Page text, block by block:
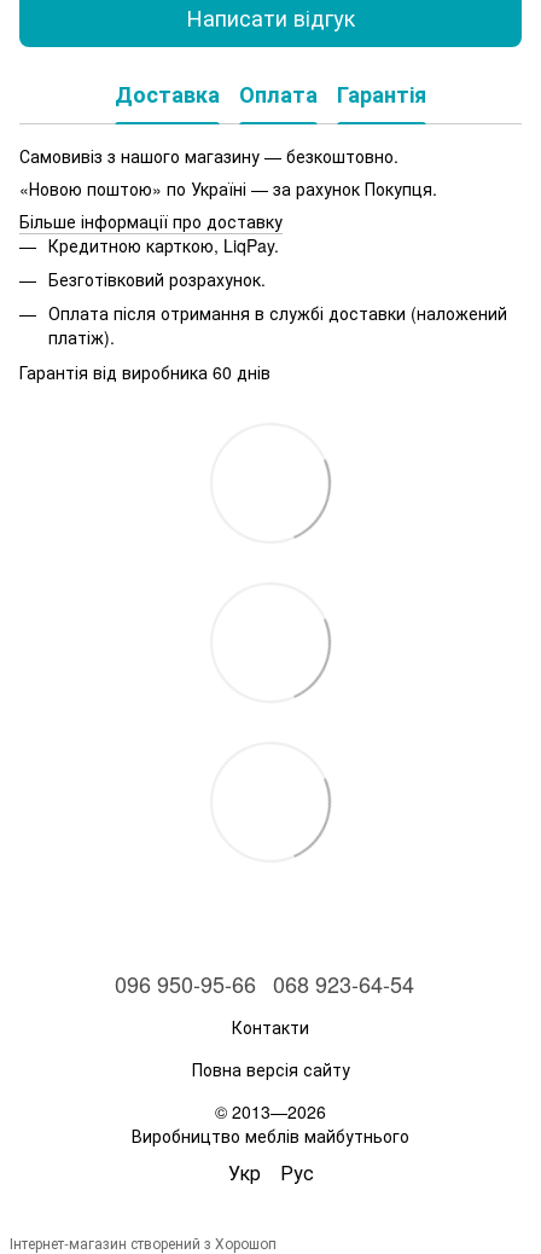
Написати відгук
Доставка Оплата Гарантія
Самовивіз з нашого магазину — безкоштовно.
«Новою поштою» по Україні — за рахунок Покупця.
Більше інформації про доставку
Кредитною карткою, LiqPay.
Безготівковий розрахунок.
Оплата після отримання в службі доставки (наложений
платіж).
Гарантія від виробника 60 днів
096 950-95-66 068 923-64-54
Контакти
Повна версія сайту
© 2013—2026
Виробництво меблів майбутнього
Укр Рус
Інтернет-магазин створений з Хорошоп